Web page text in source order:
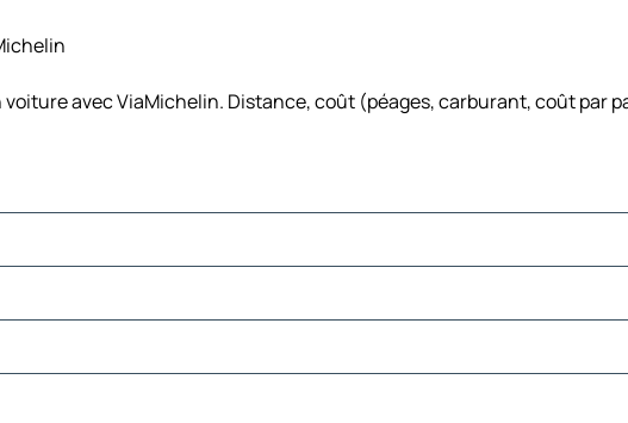
avec ViaMichelin. Distance, coût (péages, carburant, coût par